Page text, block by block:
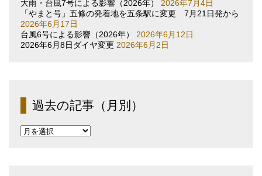
大雨・台風7号による影響（2026年）
2026年7月4日
「やまと号」五條の発着地を五条駅に変更 7月21日発から
2026年6月17日
台風6号による影響（2026年）
2026年6月12日
2026年6月8日ダイヤ変更 2026年6月2日
過去の記事（月別）
過
去